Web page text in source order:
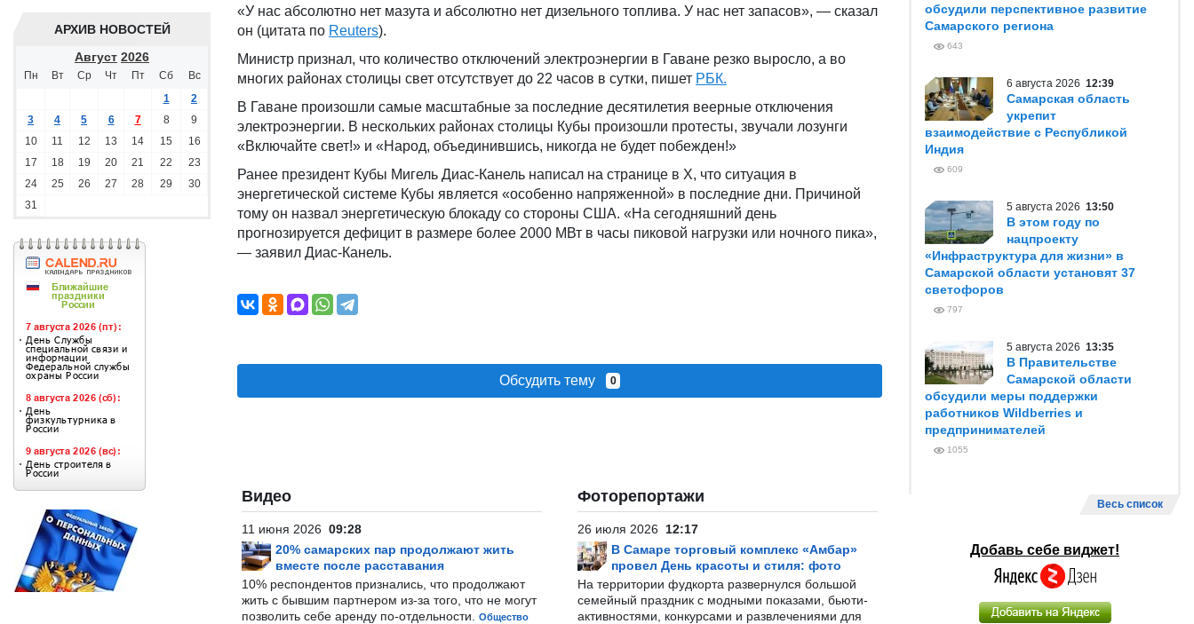
АРХИВ НОВОСТЕЙ
Август 2026
Пн Вт Ср Чт Пт Сб
Вс
1
2
3
4 5 6 7 8
9
10
11 12 13 14 15
16
17
18 19 20 21 22
23
24
25 26 27 28 29
30
31
«У нас абсолютно нет мазута и абсолютно нет дизельного топлива. У нас нет запасов», — сказал
он (цитата по Reuters).
Министр признал, что количество отключений электроэнергии в Гаване резко выросло, а во
многих районах столицы свет отсутствует до 22 часов в сутки, пишет РБК.
В Гаване произошли самые масштабные за последние десятилетия веерные отключения
электроэнергии. В нескольких районах столицы Кубы произошли протесты, звучали лозунги
«Включайте свет!» и «Народ, объединившись, никогда не будет побежден!»
Ранее президент Кубы Мигель Диас-Канель написал на странице в Х, что ситуация в
энергетической системе Кубы является «особенно напряженной» в последние дни. Причиной
тому он назвал энергетическую блокаду со стороны США. «На сегодняшний день
прогнозируется дефицит в размере более 2000 МВт в часы пиковой нагрузки или ночного пика»,
— заявил Диас-Канель.
Обсудить тему 0
Видео
11 июня 2026 09:28
20% самарских пар продолжают жить
вместе после расставания
10% респондентов признались, что продолжают
жить с бывшим партнером из-за того, что не могут
позволить себе аренду по-отдельности.
Общество
Фоторепортажи
26 июля 2026 12:17
В Самаре торговый комплекс «Амбар»
провел День красоты и стиля: фото
На территории фудкорта развернулся большой
семейный праздник с модными показами, бьюти-
активностями, конкурсами и развлечениями для
обсудили перспективное развитие
Самарского региона
643
6 августа 2026 12:39
Самарская область
укрепит
взаимодействие с Республикой
Индия
609
5 августа 2026 13:50
В этом году по
нацпроекту
«Инфраструктура для жизни» в
Самарской области установят 37
светофоров
797
5 августа 2026 13:35
В Правительстве
Самарской области
обсудили меры поддержки
работников Wildberries и
предпринимателей
1055
Весь список
Добавь себе виджет!